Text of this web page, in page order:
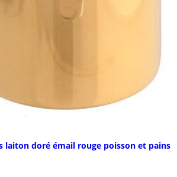
laiton doré émail rouge poisson et pains